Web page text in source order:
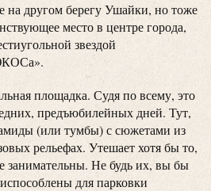
на другом берегу Ушайки, но тоже
место в центре города,
звездой
площадка. Судя по всему, это
предъюбилейных дней. Тут,
(или тумбы) с сюжетами из
рельефах. Утешает хотя бы то,
занимательны. Не будь их, вы бы
для парковки